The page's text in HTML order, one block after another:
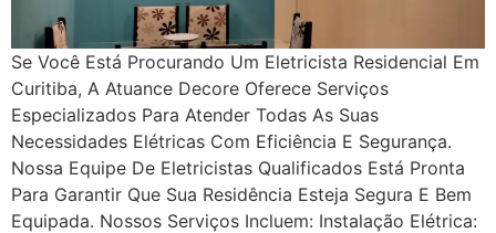
Se Você Está Procurando Um Eletricista Residencial Em
Curitiba, A Atuance Decore Oferece Serviços
Especializados Para Atender Todas As Suas
Necessidades Elétricas Com Eficiência E Segurança.
Nossa Equipe De Eletricistas Qualificados Está Pronta
Para Garantir Que Sua Residência Esteja Segura E Bem
Equipada. Nossos Serviços Incluem: Instalação Elétrica: